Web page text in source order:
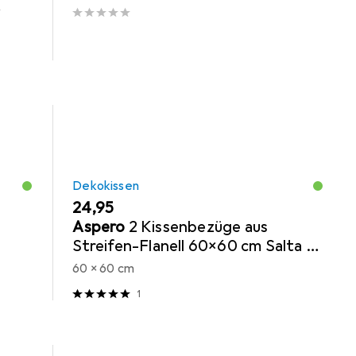
10
Dekokissen
EUR
24,95
Aspero 2 Kissenbezüge aus
Streifen-Flanell 60x60 cm Salta -
9049
60 x 60 cm
1